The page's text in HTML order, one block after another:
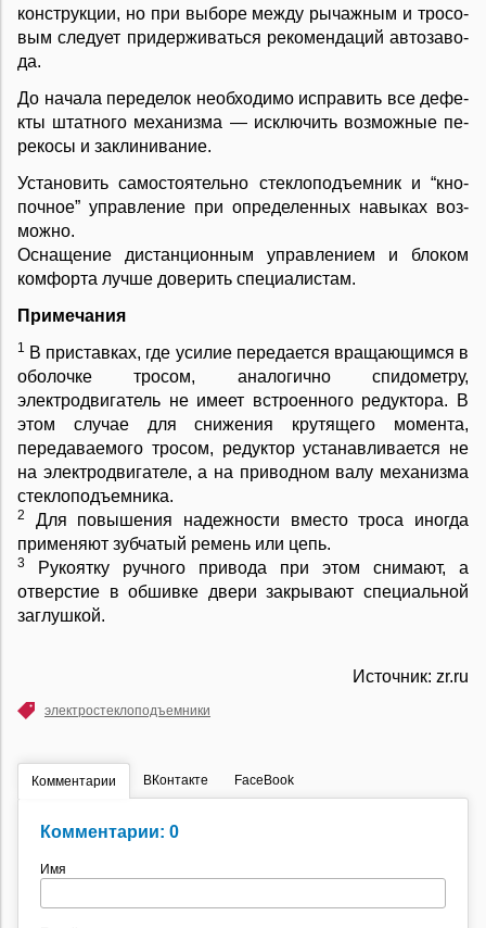
кон­ст­рук­ции, но при вы­бо­ре ме­ж­ду ры­чаж­ным и тро­со­
вым сле­ду­ет при­дер­жи­вать­ся ре­ко­мен­да­ций ав­то­за­во­
да.
До на­ча­ла пе­ре­де­лок не­об­хо­ди­мо ис­пра­вить все де­фе­
к­ты штат­но­го ме­ха­низ­ма — ис­клю­чить воз­мож­ные пе­
ре­ко­сы и за­кли­ни­ва­ние.
Ус­та­но­вить са­мо­сто­я­тель­но сте­к­ло­подъ­ем­ник и “кно­
поч­ное” уп­ра­в­ле­ние при оп­ре­де­лен­ных на­вы­ках воз­
мож­но.
Ос­на­ще­ние ди­с­тан­ци­он­ным уп­ра­в­ле­ни­ем и бло­ком
ком­фор­та луч­ше до­ве­рить спе­ци­а­ли­стам.
Примечания
1
В приставках, где усилие передается вращающимся в
оболочке тросом, аналогично спидометру,
электродвигатель не имеет встроенного редуктора. В
этом случае для снижения крутящего момента,
передаваемого тросом, редуктор устанавливается не
на электродвигателе, а на приводном валу механизма
стеклоподъемника.
2
Для повышения надежности вместо троса иногда
применяют зубчатый ремень или цепь.
3
Рукоятку ручного привода при этом снимают, а
отверстие в обшивке двери закрывают специальной
заглушкой.
Источник: zr.ru
электростеклоподъемники
Комментарии ВКонтакте FaceBook
Комментарии: 0
Имя